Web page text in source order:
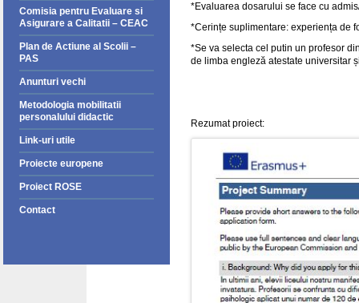
Comisia pentru Evaluare si
Asigurare a Calitatii – CEAC
Plan de Actiune al Scolii –
PAS
Anunturi vechi
Metodologia mobilitatii
personalului didactic
Link-uri utile
Proiecte europene
Proiect ROSE
Contact
*Evaluarea dosarului se face cu
*Cerințe suplimentare: experiența de
*Se va selecta cel putin un profesor
de limba engleză atestate universitar
Rezumat proiect: